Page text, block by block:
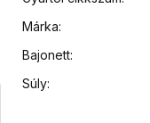
Márka:
Bajonett:
Súly: